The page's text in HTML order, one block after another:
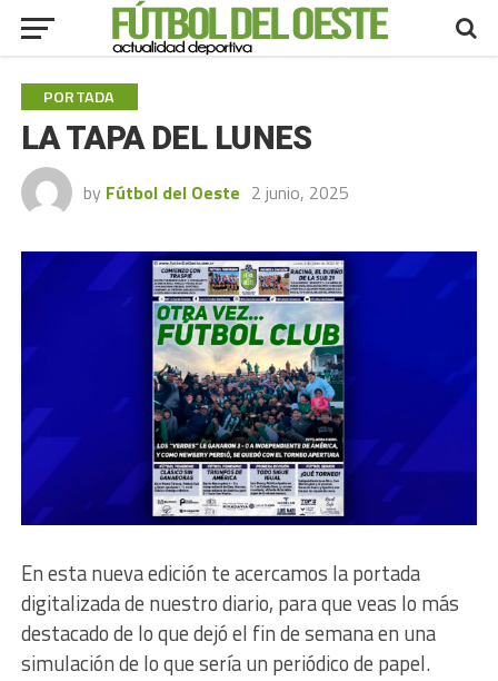
PORTADA
LA TAPA DEL LUNES
by Fútbol del Oeste 2 junio, 2025
En esta nueva edición te acercamos la portada
digitalizada de nuestro diario, para que veas lo más
destacado de lo que dejó el fin de semana en una
simulación de lo que sería un periódico de papel.